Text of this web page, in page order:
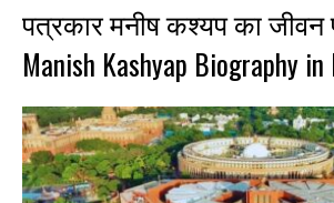
पत्रकार मनीष कश्यप का जीवन
Manish Kashyap Biography in